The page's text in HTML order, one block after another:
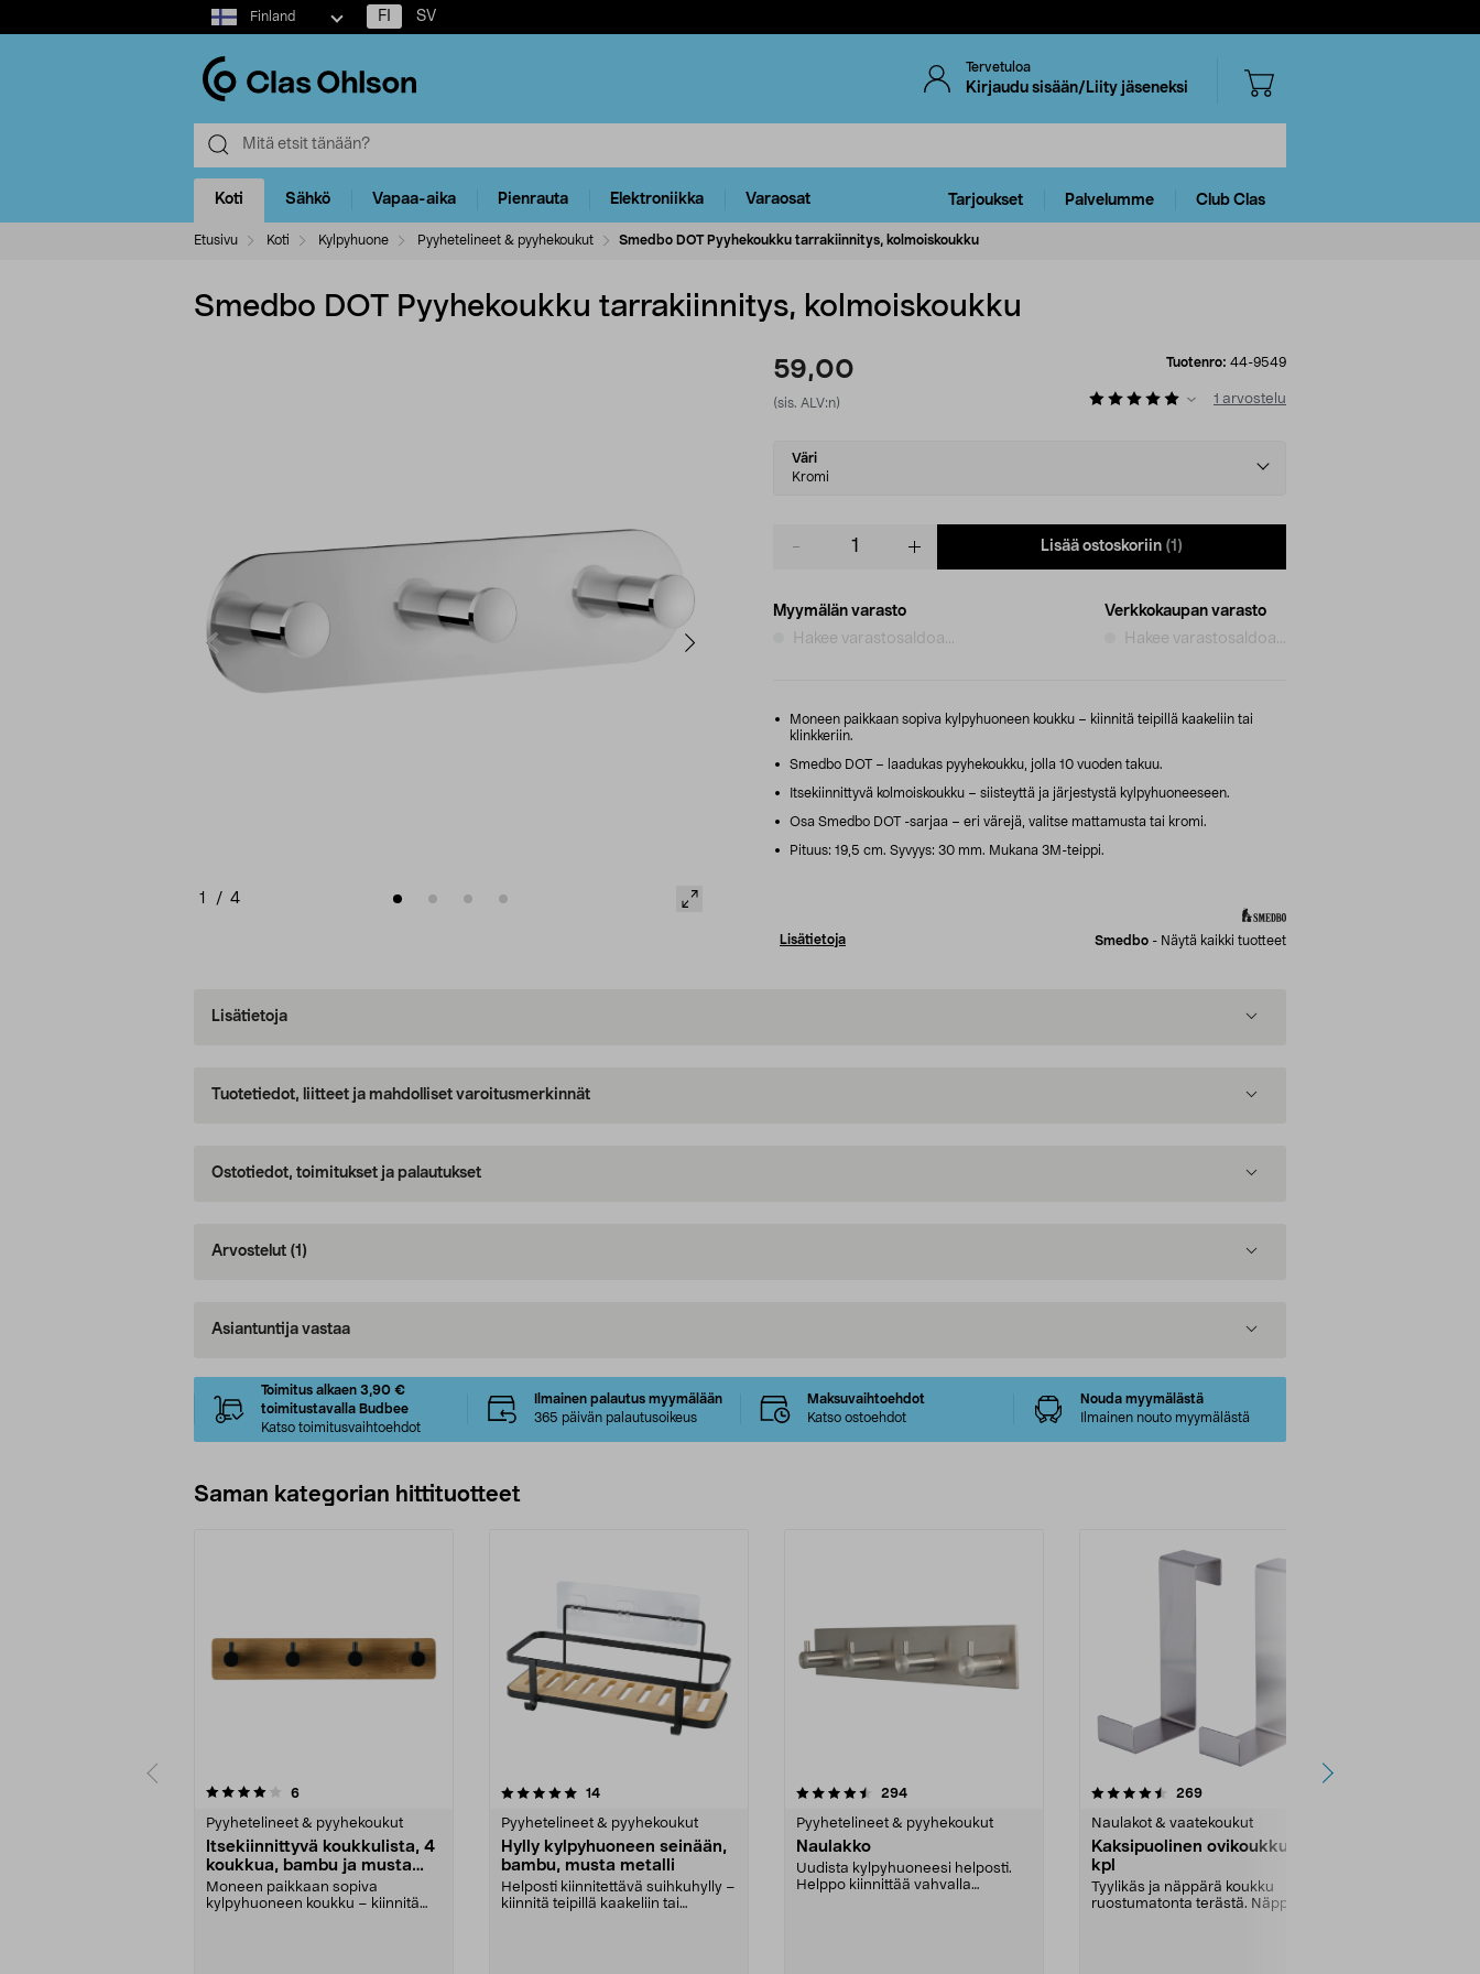
Select
market
Finland FI SV
Tervetuloa
Kirjaudu sisään/Liity jäseneksi
Koti Sähkö Vapaa-aika Pienrauta Elektroniikka Varaosat Tarjoukset Palvelumme Club Clas
Etusivu Koti Kylpyhuone Pyyhetelineet & pyyhekoukut Smedbo DOT Pyyhekoukku tarrakiinnitys, kolmoiskoukku
Smedbo DOT Pyyhekoukku tarrakiinnitys, kolmoiskoukku
1 / 4
59,00
(sis. ALV:n)
Tuotenro: 44-9549
1 arvostelu
Select
variant
Väri
Kromi
Lisää ostoskoriin (1)
Myymälän varasto
Hakee varastosaldoa...
Verkkokaupan varasto
Hakee varastosaldoa...
Moneen paikkaan sopiva kylpyhuoneen koukku – kiinnitä teipillä kaakeliin tai
klinkkeriin.
Smedbo DOT – laadukas pyyhekoukku, jolla 10 vuoden takuu.
Itsekiinnittyvä kolmoiskoukku – siisteyttä ja järjestystä kylpyhuoneeseen.
Osa Smedbo DOT -sarjaa – eri värejä, valitse mattamusta tai kromi.
Pituus: 19,5 cm. Syvyys: 30 mm. Mukana 3M-teippi.
Lisätietoja Smedbo - Näytä kaikki tuotteet
Lisätietoja
Tuotetiedot, liitteet ja mahdolliset varoitusmerkinnät
Ostotiedot, toimitukset ja palautukset
Arvostelut (1)
Asiantuntija vastaa
Toimitus alkaen 3,90 €
toimitustavalla Budbee
Katso toimitusvaihtoehdot
Ilmainen palautus myymälään
365 päivän palautusoikeus
Maksuvaihtoehdot
Katso ostoehdot
Nouda myymälästä
Ilmainen nouto myymälästä
Saman kategorian hittituotteet
6arvostelut
Pyyhetelineet & pyyhekoukut
Itsekiinnittyvä koukkulista, 4
koukkua, bambu ja musta
metalli
Moneen paikkaan sopiva
kylpyhuoneen koukku – kiinnitä
5.0 viidestä
14arvostelut
Pyyhetelineet & pyyhekoukut
Hylly kylpyhuoneen seinään,
bambu, musta metalli
Helposti kiinnitettävä suihkuhylly –
kiinnitä teipillä kaakeliin tai
4.5 viidestä
294arvostelut
Pyyhetelineet & pyyhekoukut
Naulakko
Uudista kylpyhuoneesi helposti.
Helppo kiinnittää vahvalla
4.5 viidestä
269arvostelut
Naulakot & vaatekoukut
Kaksipuolinen ovikoukku, 2
kpl
Tyylikäs ja näppärä koukku
ruostumatonta terästä. Näppärä,
4.5 viidestä